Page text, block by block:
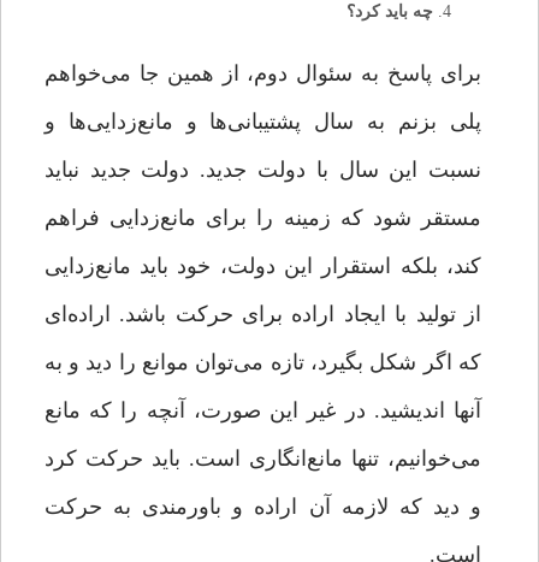
چه باید کرد؟
برای پاسخ به سئوال دوم، از همین‌ جا می‌خواهم
پلی بزنم به سال پشتیبانی‌ها و مانع‌زدایی‌ها و
نسبت این سال با دولت جدید. دولت جدید نباید
مستقر شود که زمینه را برای مانع‌زدایی فراهم
کند، بلکه استقرار این دولت، خود باید مانع‌زدایی
از تولید با ایجاد اراده برای حرکت باشد. اراده‌ای
که اگر شکل بگیرد، تازه می‌توان موانع را دید و به
آنها اندیشید. در غیر این صورت، آنچه را که مانع
می‌خوانیم، تنها مانع‌انگاری است. باید حرکت کرد
و دید که لازمه آن اراده و باورمندی به حرکت
است.